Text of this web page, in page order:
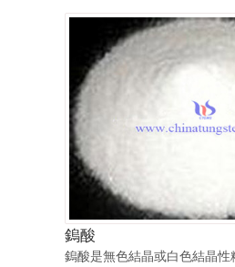
鎢酸
鎢酸是無色結晶或白色結晶性